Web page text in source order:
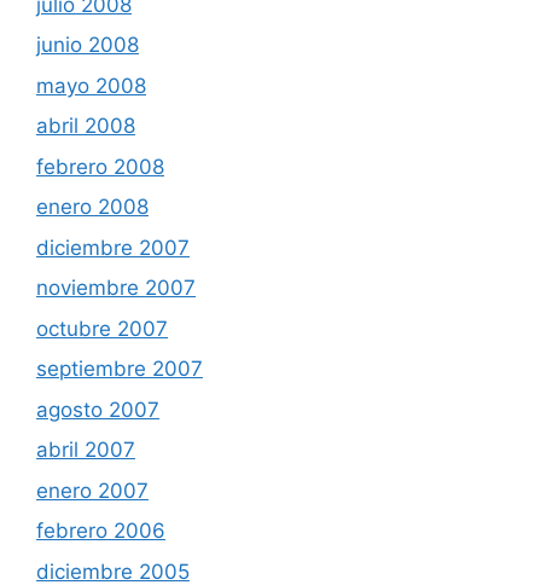
junio 2008
mayo 2008
abril 2008
febrero 2008
enero 2008
diciembre 2007
noviembre 2007
octubre 2007
septiembre 2007
agosto 2007
abril 2007
enero 2007
febrero 2006
diciembre 2005